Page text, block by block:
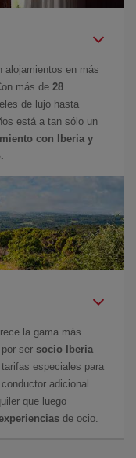
alojamientos en más
más de 28
de lujo hasta
está a tan sólo un
con Iberia y
la gama más
ser socio Iberia
especiales para
adicional
que luego
de ocio.